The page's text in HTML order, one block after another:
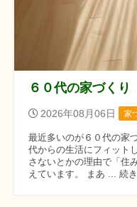
６０代の家づくり
2026年08月06日 家
最近多いのが６０代の家
代からの生活にフィット
さないとかの理由で「住
えています。 まあ ... 続